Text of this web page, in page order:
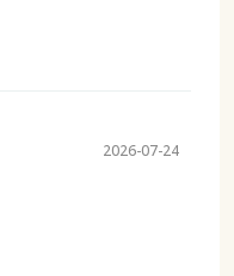
2026-07-24